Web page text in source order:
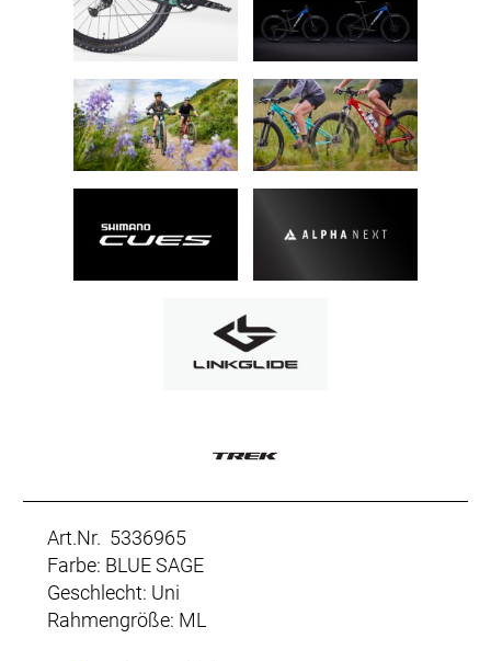
Art.Nr. 5336965
Farbe: BLUE SAGE
Geschlecht: Uni
Rahmengröße: ML